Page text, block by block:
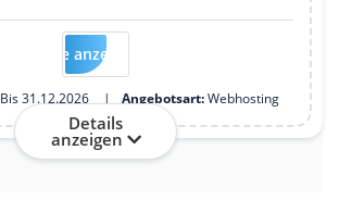
-
Code anzeigen
Bis 31.12.2026 Angebotsart:Webhosting
Details
anzeigen